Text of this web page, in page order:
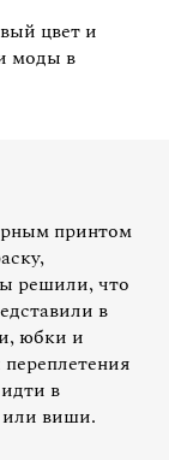
цвет и
моды в
принтом
решили, что
в
юбки и
в
или виши.